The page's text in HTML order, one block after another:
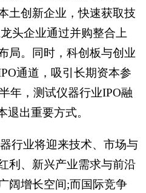
土创新企业，快速获取技
头企业通过并购整合上
局。同时，科创板与创业
通道，吸引长期资本参
年，测试仪器行业IPO融
退出重要方式。
行业将迎来技术、市场与
利、新兴产业需求与前沿
阔增长空间;而国际竞争